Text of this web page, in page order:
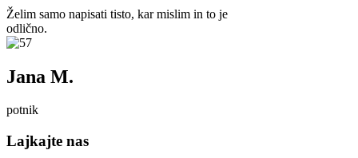
Želim samo napisati tisto, kar mislim in to je
odlično.
Jana M.
potnik
Lajkajte nas